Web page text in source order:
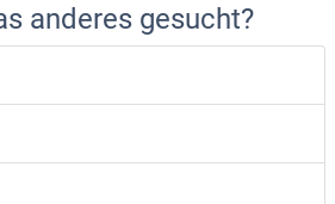
anderes gesucht?